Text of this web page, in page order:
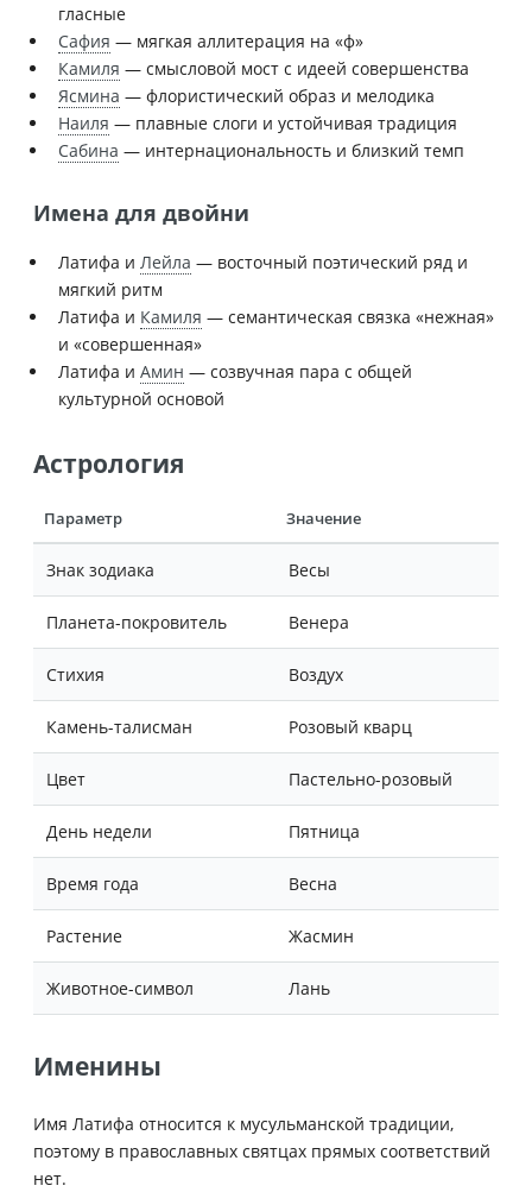
гласные
Сафия — мягкая аллитерация на «ф»
Камиля — смысловой мост с идеей совершенства
Ясмина — флористический образ и мелодика
Наиля — плавные слоги и устойчивая традиция
Сабина — интернациональность и близкий темп
Имена для двойни
Латифа и Лейла — восточный поэтический ряд и
мягкий ритм
Латифа и Камиля — семантическая связка «нежная»
и «совершенная»
Латифа и Амин — созвучная пара с общей
культурной основой
Астрология
Параметр Значение
Знак зодиака Весы
Планета-покровитель Венера
Стихия Воздух
Камень-талисман Розовый кварц
Цвет Пастельно-розовый
День недели Пятница
Время года Весна
Растение Жасмин
Животное-символ Лань
Именины
Имя Латифа относится к мусульманской традиции,
поэтому в православных святцах прямых соответствий
нет.